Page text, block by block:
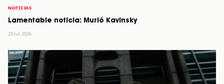
NOTICIAS
Lamentable noticia: Murió Kavinsky
29 Jul, 2026